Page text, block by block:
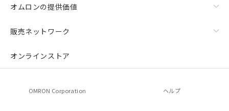
オムロンの提供価値
販売ネットワーク
オンラインストア
OMRON Corporation ヘルプ